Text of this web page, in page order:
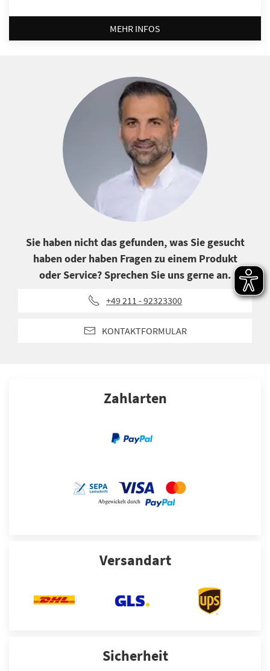
MEHR INFOS
Sie haben nicht das gefunden, was Sie gesucht
haben oder haben Fragen zu einem Produkt
oder Service? Sprechen Sie uns gerne an.
+49 211 - 92323300
KONTAKTFORMULAR
Zahlarten
Versandart
Sicherheit